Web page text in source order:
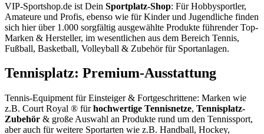
VIP-Sportshop.de ist Dein Sportplatz-Shop: Für Hobbysportler,
Amateure und Profis, ebenso wie für Kinder und Jugendliche finden
sich hier über 1.000 sorgfältig ausgewählte Produkte führender Top-
Marken & Hersteller, im wesentlichen aus dem Bereich Tennis,
Fußball, Basketball, Volleyball & Zubehör für Sportanlagen.
Tennisplatz: Premium-Ausstattung
Tennis-Equipment für Einsteiger & Fortgeschrittene: Marken wie
z.B. Court Royal ® fürhochwertige Tennisnetze, Tennisplatz-
Zubehör & große Auswahl an Produkte rund um den Tennissport,
aber auch für weitere Sportarten wie z.B. Handball, Hockey,